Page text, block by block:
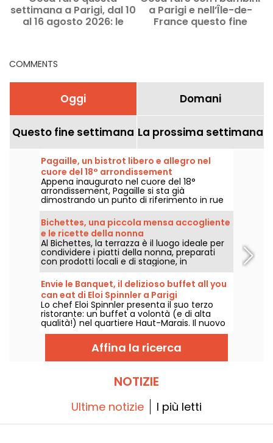
settimana a Parigi, dal 10
al 16 agosto 2026: le
a Parigi e nell’Île-de-
France questo fine
COMMENTS
Oggi Domani
Questo fine settimana La prossima settimana
Pagaille, un bistrot libero e allegro nel
cuore del 18° arrondissement
Appena inaugurato nel cuore del 18°
arrondissement, Pagaille si sta già
dimostrando un punto di riferimento in rue
Ramey, con i suoi piatti bistronomici allegri e
liberi.
Bichettes, una piccola mensa accogliente
e le ricette della nonna
Al Bichettes, la terrazza è il luogo ideale per
condividere i piatti della nonna, preparati
con prodotti locali e di stagione, in
un'atmosfera ultra-conviviale. Cibo
semplice e confortante!
Envie le Banquet, il delizioso buffet all you
can eat di Eloi Spinnler a Parigi
Lo chef Eloi Spinnler presenta il suo terzo
ristorante: un buffet a volontà (e di alta
qualità!) nel quartiere Haut-Marais. Il nuovo
ristorante, chiamato Envie le Banquet,
unisce buon gusto, prezzi interessanti e
diversità. Qualcosa per tutti i gusti!
Affina la ricerca
NOTIZIE
Ultime notizie I più letti